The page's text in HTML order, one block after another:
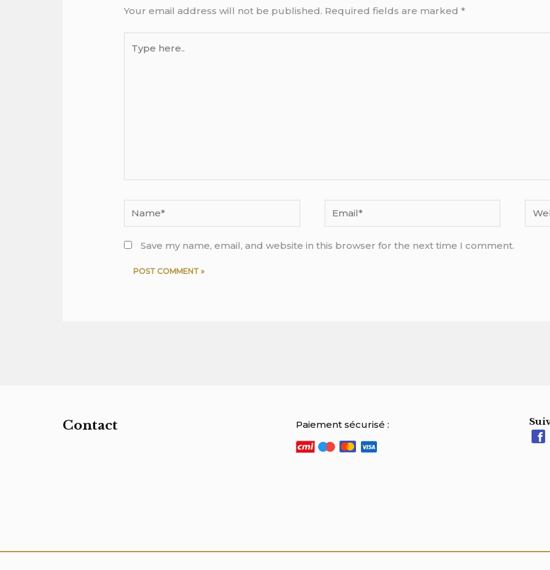
Your email address will not be published. Required fields are marked*
here..
Name* Email*
Save my name, email, and website in this browser for the next time I comment.
Contact Paiement sécurisé :